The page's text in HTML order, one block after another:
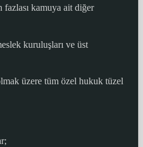
kamuya ait diğer
kuruluşları ve üst
üzere tüm özel hukuk tüzel